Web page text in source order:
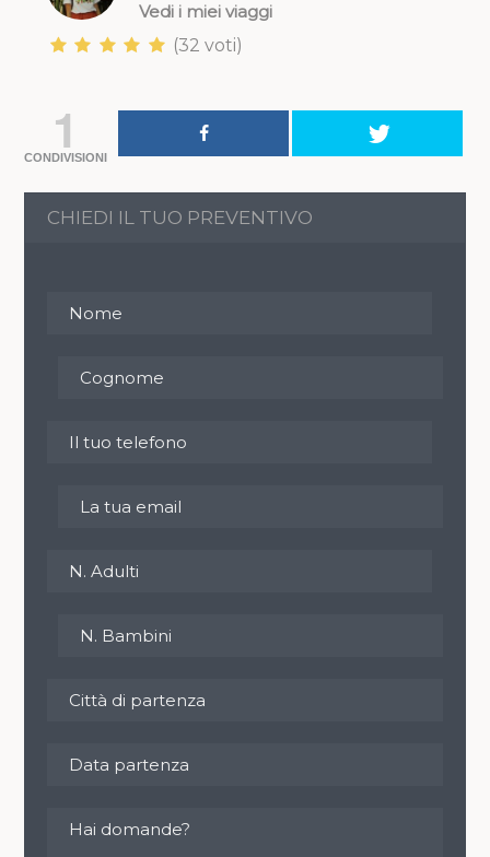
Vedi i miei viaggi
(32 voti)
1
CONDIVISIONI
CHIEDI IL TUO PREVENTIVO